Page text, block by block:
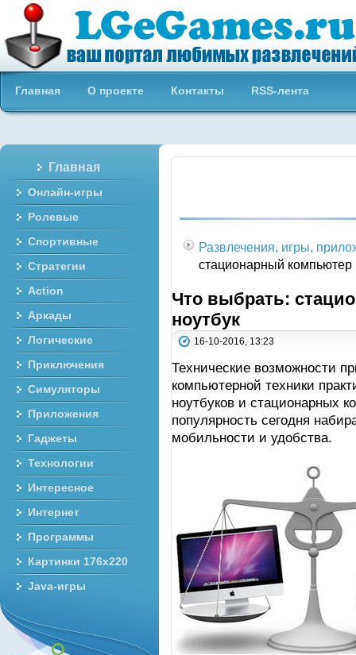
Бесплатные онлайн игры
Главная О проекте Контакты RSS-лента
Развлечения, игры,
стационарный компьютер
Что выбрать:
ноутбук
16-10-2016, 13:23
Технические возможности
компьютерной техники
ноутбуков и стационарных
популярность сегодня
мобильности и удобства.
Главная
Онлайн-игры
Ролевые
Спортивные
Стратегии
Action
Аркады
Логические
Приключения
Симуляторы
Приложения
Гаджеты
Технологии
Интересное
Интернет
Программы
Картинки 176x220
Java-игры